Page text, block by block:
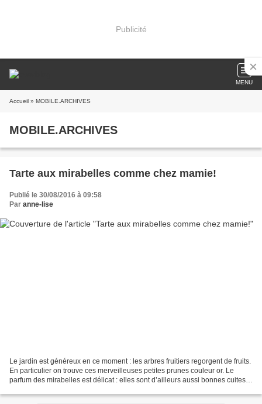
Publicité
MENU
Accueil » MOBILE.ARCHIVES
MOBILE.ARCHIVES
Tarte aux mirabelles comme chez mamie!
Publié le 30/08/2016 à 09:58
Par anne-lise
Le jardin est généreux en ce moment : les arbres fruitiers regorgent de fruits.
En particulier on trouve ces merveilleuses petites prunes couleur or. Le
parfum des mirabelles est délicat : elles sont d’ailleurs aussi bonnes cuites